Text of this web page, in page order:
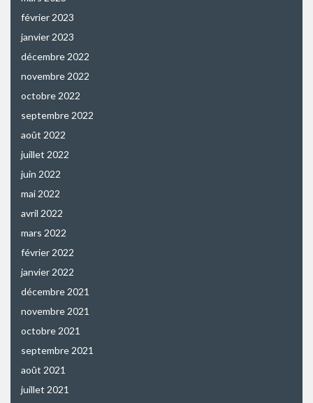
février 2023
janvier 2023
décembre 2022
novembre 2022
octobre 2022
septembre 2022
août 2022
juillet 2022
juin 2022
mai 2022
avril 2022
mars 2022
février 2022
janvier 2022
décembre 2021
novembre 2021
octobre 2021
septembre 2021
août 2021
juillet 2021